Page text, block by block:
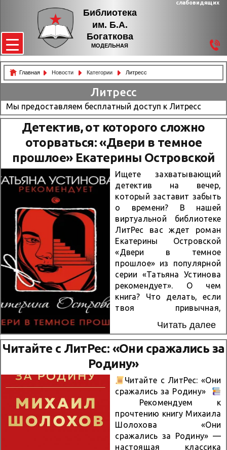
Библиотека
им. Б.А.
Богаткова
МОДЕЛЬНАЯ
слабовидящих
Главная Новости Категории Литресс
Литресс
Мы предоставляем бесплатный доступ к Литресс
Детектив, от которого сложно
оторваться: «Двери в темное
прошлое» Екатерины Островской
Ищете захватывающий
детектив на вечер,
который заставит забыть
о времени? В нашей
виртуальной библиотеке
ЛитРес вас ждет роман
Екатерины Островской
«Двери в темное
прошлое» из популярной
серии «Татьяна Устинова
рекомендует». О чем
книга? Что делать, если
твоя привычная,
одночасье рушится, а из
шкафов начинают
стремительно сыпаться
скелеты? Главной героине
предстоит столкнуться
лицом к лицу с тайнами
своего прошлого,
которые она так долго
пыталась забыть. Каждая
открытая дверь ведет к
новым загадкам, а цена
Читать далее
Читайте с ЛитРес: «Они сражались за
Родину»
Читайте с ЛитРес: «Они
сражались за Родину»
Рекомендуем к
прочтению книгу Михаила
Шолохова «Они
сражались за Родину» —
настоящая классика